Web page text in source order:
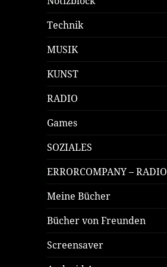
Technik
MUSIK
KUNST
RADIO
Games
SOZIALES
ERRORCOMPANY – RADIO
Meine Bücher
Bücher von Freunden
Screensaver